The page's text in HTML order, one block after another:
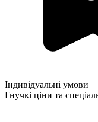
Індивідуальні умови
Гнучкі ціни та